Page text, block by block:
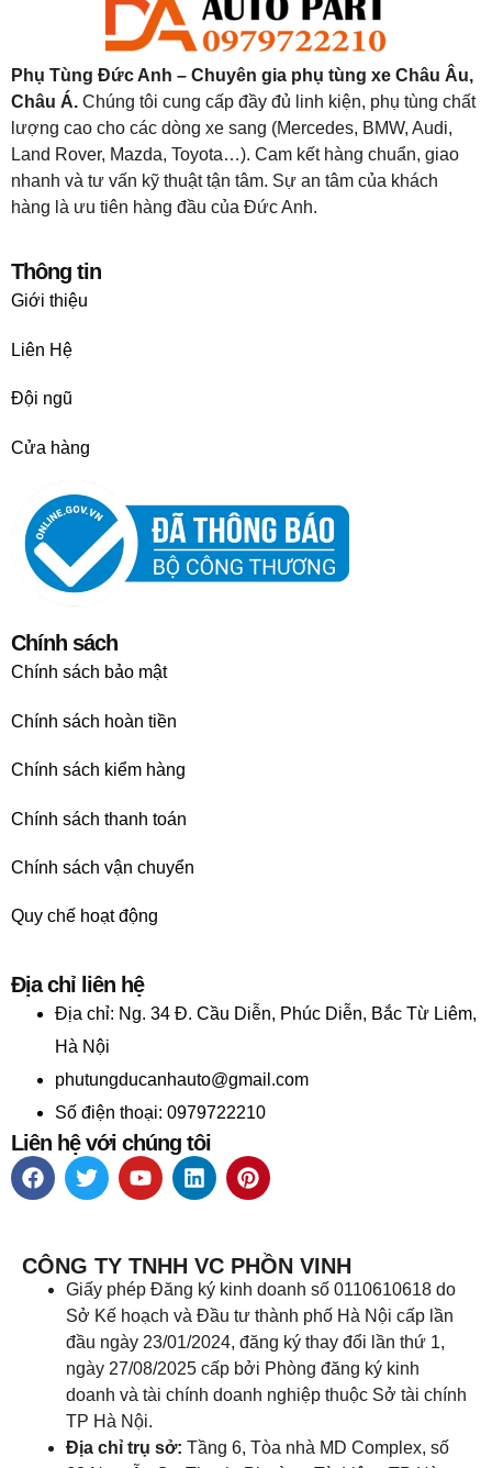
Phụ Tùng Đức Anh – Chuyên gia phụ tùng xe Châu Âu,
Châu Á. Chúng tôi cung cấp đầy đủ linh kiện, phụ tùng chất
lượng cao cho các dòng xe sang (Mercedes, BMW, Audi,
Land Rover, Mazda, Toyota…). Cam kết hàng chuẩn, giao
nhanh và tư vấn kỹ thuật tận tâm. Sự an tâm của khách
hàng là ưu tiên hàng đầu của Đức Anh.
Thông tin
Giới thiệu
Liên Hệ
Đội ngũ
Cửa hàng
Chính sách
Chính sách bảo mật
Chính sách hoàn tiền
Chính sách kiểm hàng
Chính sách thanh toán
Chính sách vận chuyển
Quy chế hoạt động
Địa chỉ liên hệ
Địa chỉ: Ng. 34 Đ. Cầu Diễn, Phúc Diễn, Bắc Từ Liêm,
Hà Nội
phutungducanhauto@gmail.com
Số điện thoại: 0979722210
Liên hệ với chúng tôi
CÔNG TY TNHH VC PHỒN VINH
Giấy phép Đăng ký kinh doanh số 0110610618 do
Sở Kế hoạch và Đầu tư thành phố Hà Nội cấp lần
đầu ngày 23/01/2024, đăng ký thay đổi lần thứ 1,
ngày 27/08/2025 cấp bởi Phòng đăng ký kinh
doanh và tài chính doanh nghiệp thuộc Sở tài chính
TP Hà Nội.
Địa chỉ trụ sở: Tầng 6, Tòa nhà MD Complex, số